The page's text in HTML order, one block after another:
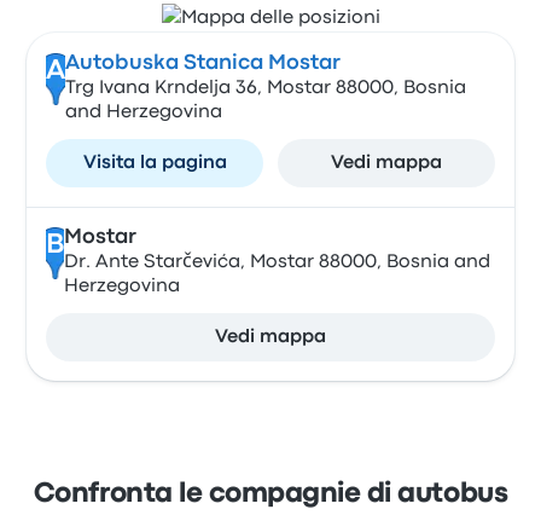
AAutobuska Stanica Mostar
Trg Ivana Krndelja 36, Mostar 88000, Bosnia
and Herzegovina
Visita la pagina Vedi mappa
B Mostar
Dr. Ante Starčevića, Mostar 88000, Bosnia and
Herzegovina
Vedi mappa
Confronta le compagnie di autobus